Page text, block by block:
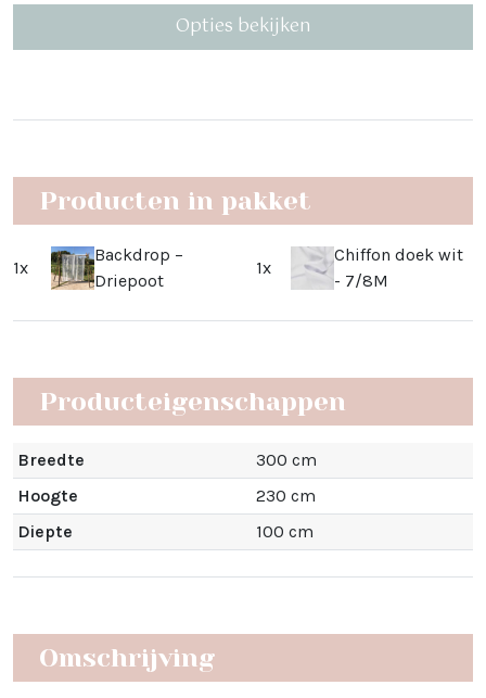
Opties bekijken
Producten in pakket
1x
Backdrop –
Driepoot
1x
Chiffon doek wit
- 7/8M
Producteigenschappen
Breedte
300 cm
Hoogte
230 cm
Diepte
100 cm
Omschrijving